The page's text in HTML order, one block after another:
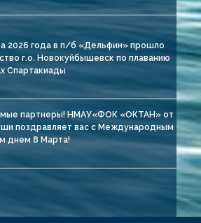
2026 года в п/б «Дельфин» прошло
г.о. Новокуйбышевск по плаванию
Спартакиады
партнеры! НМАУ«ФОК «ОКТАН» от
поздравляет вас с Международным
днем 8 Марта!